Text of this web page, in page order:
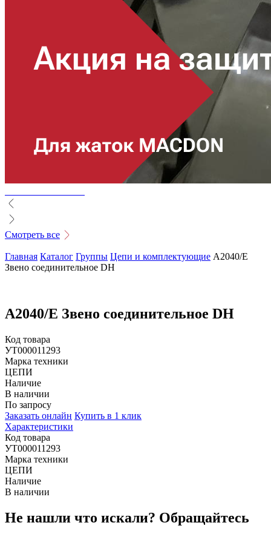
Смотреть все
Главная Каталог Группы Цепи и комплектующие A2040/E
Звено соединительное DH
A2040/E Звено соединительное DH
Код товара
УТ000011293
Марка техники
ЦЕПИ
Наличие
В наличии
По запросу
Заказать онлайн Купить в 1 клик
Характеристики
Код товара
УТ000011293
Марка техники
ЦЕПИ
Наличие
В наличии
Не нашли что искали? Обращайтесь